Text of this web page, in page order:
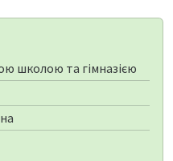
школою та гімназією